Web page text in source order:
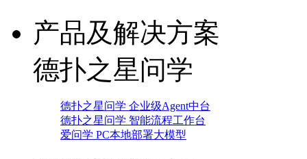
产品及解决方案
德扑之星问学
德扑之星问学 企业级Agent中台
德扑之星问学 智能流程工作台
爱问学 PC本地部署大模型